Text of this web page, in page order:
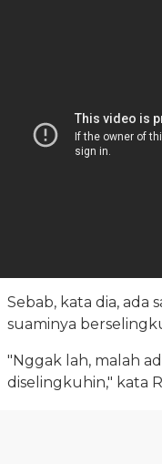
Sebab, kata dia, ada
suaminya
"Nggak lah, malah
diselingkuhin," kata